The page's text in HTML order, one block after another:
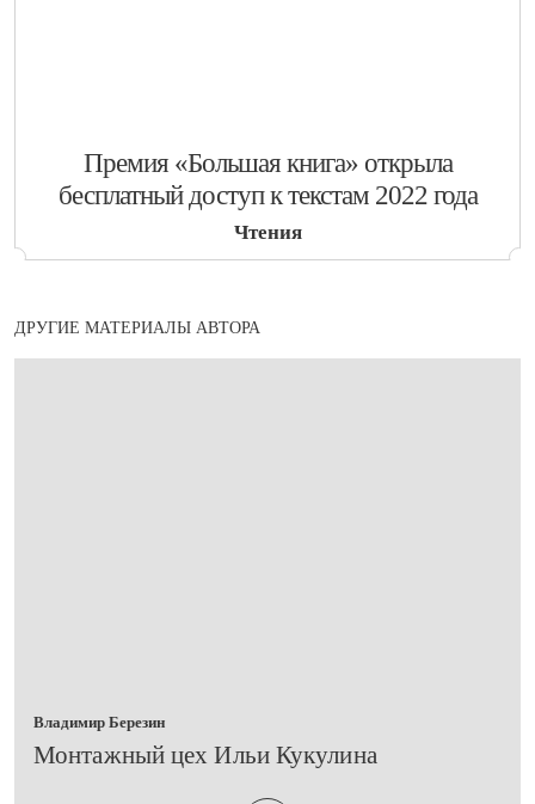
​Премия «Большая книга» открыла
бесплатный доступ к текстам 2022 года
Чтения
ДРУГИЕ МАТЕРИАЛЫ АВТОРА
Владимир Березин
​Монтажный цех Ильи Кукулина